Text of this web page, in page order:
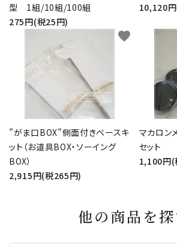
型 1組/10組/100組
275円(税25円)
10,120
”がま口BOX”側面付きベースキ
ット（お道具BOX・ソーイング
BOX）
2,915円(税265円)
favorite
マカロン
セット
1,100円
他の商品を探